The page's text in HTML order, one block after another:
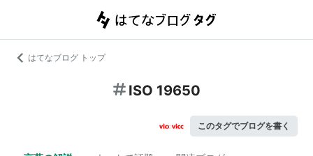
はてなブログ トップ
ISO 19650
このタグでブログを書く